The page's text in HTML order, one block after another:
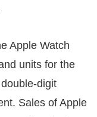
Apple Watch
units for the
digit
Sales of Apple